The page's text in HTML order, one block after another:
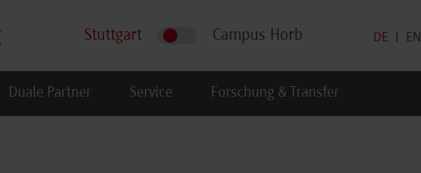
Stuttgart Campus Horb DE EN
Duale Partner Service Forschung & Transfer